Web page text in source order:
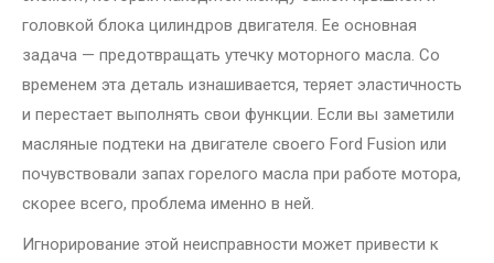
головкой блока цилиндров двигателя. Ее основная
задача — предотвращать утечку моторного масла. Со
временем эта деталь изнашивается, теряет эластичность
и перестает выполнять свои функции. Если вы заметили
масляные подтеки на двигателе своего Ford Fusion или
почувствовали запах горелого масла при работе мотора,
скорее всего, проблема именно в ней.
Игнорирование этой неисправности может привести к